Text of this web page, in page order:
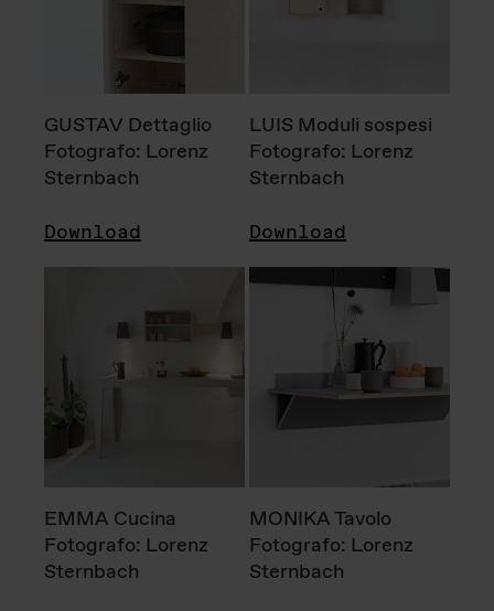
GUSTAV Dettaglio
Fotografo: Lorenz
Sternbach
Download
LUIS Moduli sospesi
Fotografo: Lorenz
Sternbach
Download
EMMA Cucina
Fotografo: Lorenz
Sternbach
MONIKA Tavolo
Fotografo: Lorenz
Sternbach